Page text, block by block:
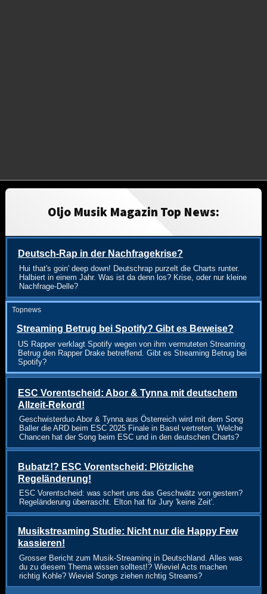
Oljo Musik Magazin Top News:
Deutsch-Rap in der Nachfragekrise?
Hui that's goin' deep down! Deutschrap purzelt die Charts runter.
Halbiert in einem Jahr. Was ist da denn los? Krise, oder nur kleine
Nachfrage-Delle?
Topnews
Streaming Betrug bei Spotify? Gibt es Beweise?
US Rapper verklagt Spotify wegen von ihm vermuteten Streaming
Betrug den Rapper Drake betreffend. Gibt es Streaming Betrug bei
Spotify?
ESC Vorentscheid: Abor & Tynna mit deutschem
Allzeit-Rekord!
Geschwisterduo Abor & Tynna aus Österreich wird mit dem Song
Baller die ARD beim ESC 2025 Finale in Basel vertreten. Welche
Chancen hat der Song beim ESC und in den deutschen Charts?
Bubatz!? ESC Vorentscheid: Plötzliche
Regeländerung!
ESC Vorentscheid: was schert uns das Geschwätz von gestern?
Regeländerung überrascht. Elton hat für Jury 'keine Zeit'.
Musikstreaming Studie: Nicht nur die Happy Few
kassieren!
Grosser Bericht zum Musik-Streaming in Deutschland. Alles was
du zu diesem Thema wissen solltest!? Wieviel Acts machen
richtig Kohle? Wieviel Songs ziehen richtig Streams?